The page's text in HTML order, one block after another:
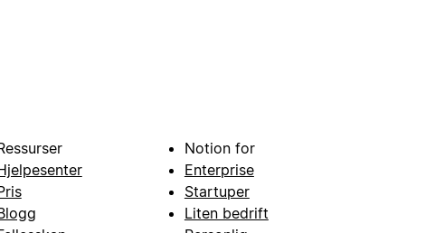
Notion for
Enterprise
Startuper
Liten bedrift